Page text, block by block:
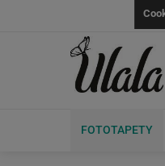
FOTOTAPETY